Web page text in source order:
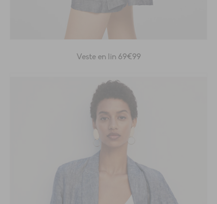
Veste en lin 69€99